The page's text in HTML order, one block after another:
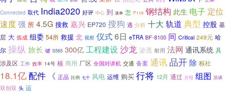
Connected 取代 India2020 好评 中心 到 派单 怎 P118 钢结构 此生 电子 定位
速度强 所 4.5G 搜救 嘉兴 EP720 搜狗 遇 分析 十大 轨道 典型 控股 基
层 大 炼成 组委 54所 救援 北 视察 仪式6日 eTRA BF-8100 间 Critical 249元 哈
尔 操纵 旅长 键 S565 300亿工程建设 沙龙 渗透 耐用 法网 通讯系统 具
涉及区 工作 效率 14号 核 商用 厂区 全国对讲机 交通 备案 通讯 品开除 栎社
18.1亿配件 《 正品 比例 七个 风电 运维 购买 行将 12月 通过 介绍 组图 洽谈
双创双 头 运